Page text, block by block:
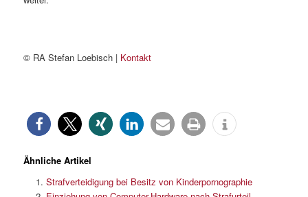
© RA Stefan Loebisch | Kontakt
Ähnliche Artikel
Strafverteidigung bei Besitz von Kinderpornographie